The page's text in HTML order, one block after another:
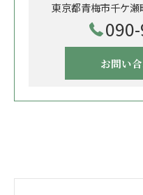
東京都青梅市千ケ
お問い